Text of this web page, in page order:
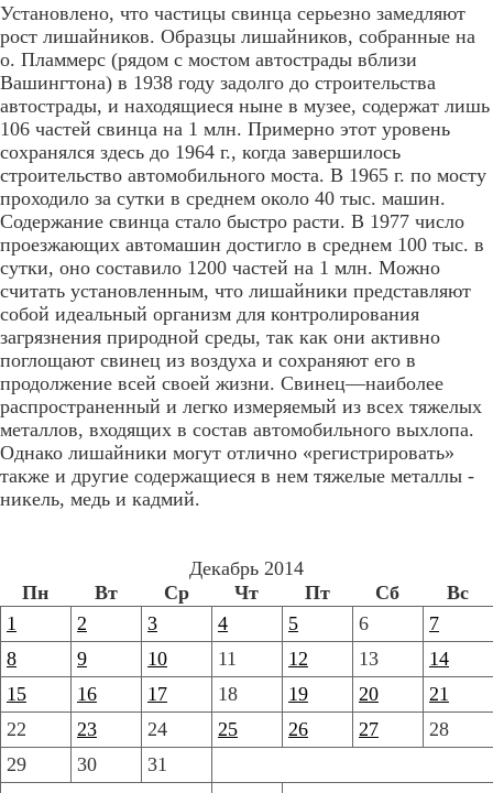
Установлено, что частицы свинца серьезно замедляют
рост лишайников. Образцы лишайников, собранные на
о. Пламмерс (рядом с мостом автострады вблизи
Вашингтона) в 1938 году задолго до строительства
автострады, и находящиеся ныне в музее, содержат лишь
106 частей свинца на 1 млн. Примерно этот уровень
сохранялся здесь до 1964 г., когда завершилось
строительство автомобильного моста. В 1965 г. по мосту
проходило за сутки в среднем около 40 тыс. машин.
Содержание свинца стало быстро расти. В 1977 число
проезжающих автомашин достигло в среднем 100 тыс. в
сутки, оно составило 1200 частей на 1 млн. Можно
считать установленным, что лишайники представляют
собой идеальный организм для контролирования
загрязнения природной среды, так как они активно
поглощают свинец из воздуха и сохраняют его в
продолжение всей своей жизни. Свинец—наиболее
распространенный и легко измеряемый из всех тяжелых
металлов, входящих в состав автомобильного выхлопа.
Однако лишайники могут отлично «регистрировать»
также и другие содержащиеся в нем тяжелые металлы -
никель, медь и кадмий.
Декабрь 2014
Пн
Вт Ср Чт Пт Сб Вс
1 2 3 4 5 6
7
8
9 10 11 12 13
14
15
16 17 18 19 20
21
22
23 24 25 26 27
28
29
30 31